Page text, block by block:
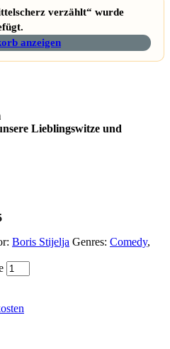
verzählt“ wurde
anzeigen
Lieblingswitze und
Boris Stijelja Genres: Comedy,